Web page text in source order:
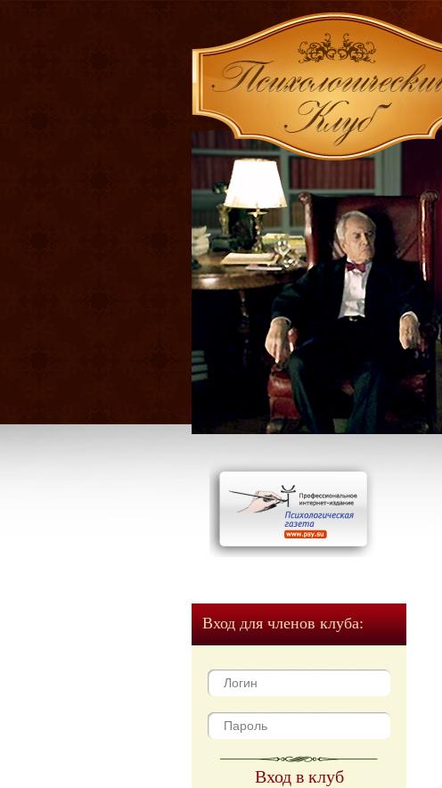
Вход для членов клуба:
Вход в клуб